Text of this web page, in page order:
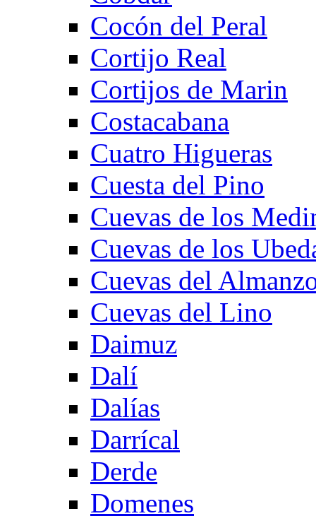
Cocón del Peral
Cortijo Real
Cortijos de Marin
Costacabana
Cuatro Higueras
Cuesta del Pino
Cuevas de los
Cuevas de los
Cuevas del
Cuevas del Lino
Daimuz
Dalí
Dalías
Darrícal
Derde
Domenes